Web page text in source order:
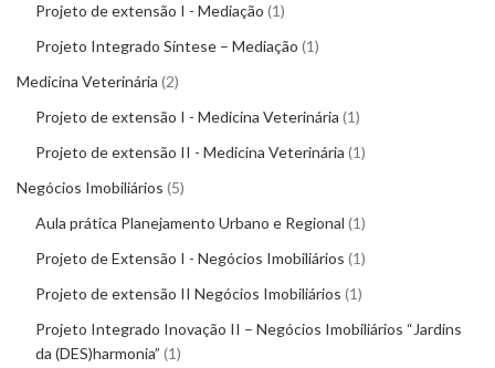
Projeto de extensão I - Mediação 1
Projeto Integrado Síntese – Mediação 1
Medicina Veterinária 2
Projeto de extensão I - Medicina Veterinária 1
Projeto de extensão II - Medicina Veterinária 1
Negócios Imobiliários 5
Aula prática Planejamento Urbano e Regional 1
Projeto de Extensão I - Negócios Imobiliários 1
Projeto de extensão II Negócios Imobiliários 1
Projeto Integrado Inovação II – Negócios Imobiliários “Jardins
da (DES)harmonia” 1